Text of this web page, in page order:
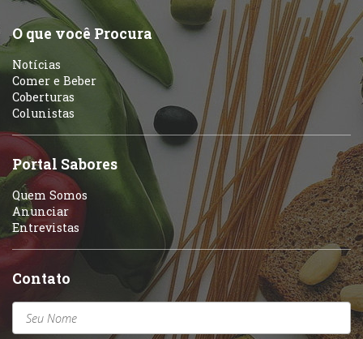
Pizzarias
Portuguesa
Self-service
Sobremesas e sorvetes
Sobremesas e sorvetes
Variados
O que você Procura
Notícias
Comer e Beber
Coberturas
Colunistas
Portal Sabores
Quem Somos
Anunciar
Entrevistas
Contato